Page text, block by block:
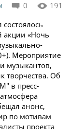
0 191
акции «Ночь
Мероприятие
музыкантов,
творчества. Об
в пресс-
анонс,
по мотивам
проекта